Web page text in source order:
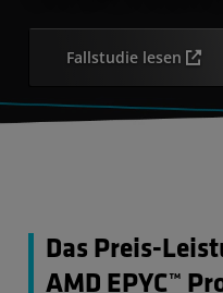
Fallstudie lesen
Das Preis-
AMD EPYC™